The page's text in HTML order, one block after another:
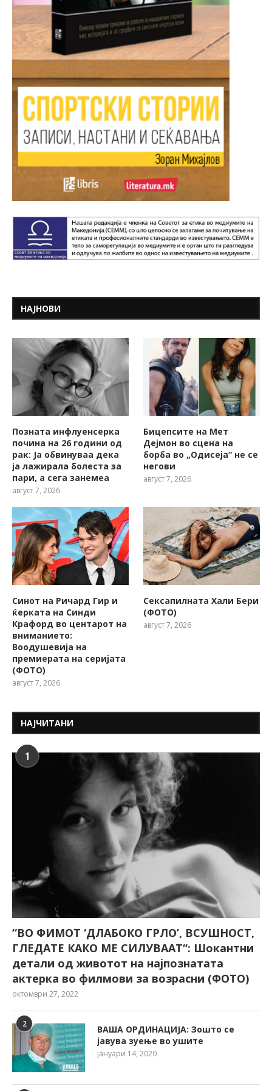
НАЈНОВИ
Позната инфлуенсерка
почина на 26 години од
рак: Ја обвинуваа дека
ја лажирала болеста за
пари, а сега занемеа
август 7, 2026
Бицепсите на Мет
Дејмон во сцена на
борба во „Одисеја“ не се
негови
август 7, 2026
Синот на Ричард Гир и
ќерката на Синди
Крафорд во центарот на
вниманието:
Воодушевија на
премиерата на серијата
(ФОТО)
август 7, 2026
Сексапилната Хали Бери
(ФОТО)
август 7, 2026
НАЈЧИТАНИ
1
“ВО ФИМОТ ‘ДЛАБОКО ГРЛО’, ВСУШНОСТ,
ГЛЕДАТЕ КАКО МЕ СИЛУВААТ“: Шокантни
детали од животот на најпознатата
актерка во филмови за возрасни (ФОТО)
октомври 27, 2022
2
ВАША ОРДИНАЦИЈА: Зошто се
јавува зуење во ушите
јануари 14, 2020